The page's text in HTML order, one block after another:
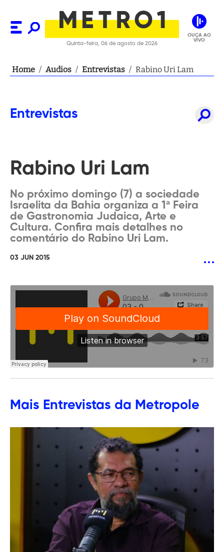
Quinta-feira, 06 de agosto de 2026
OUÇA AO
VIVO
Home / Audios / Entrevistas / Rabino Uri Lam
Entrevistas
Rabino Uri Lam
No próximo domingo (7) a sociedade
Israelita da Bahia organiza a 1ª Feira
de Gastronomia Judaica, Arte e
Cultura. Confira mais detalhes no
comentário do Rabino Uri Lam.
03 JUN 2015
Mais Entrevistas da Metropole